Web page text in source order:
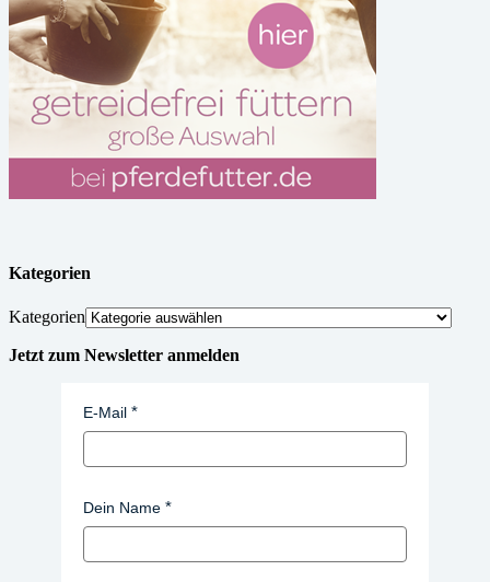
Kategorien
Kategorien
Jetzt zum Newsletter anmelden
E-Mail
Dein Name